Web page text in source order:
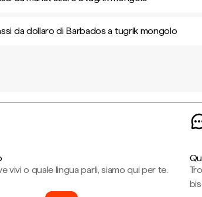
da dollaro di Barbados a tugrik mongolo
vivi o quale lingua parli, siamo qui per te.